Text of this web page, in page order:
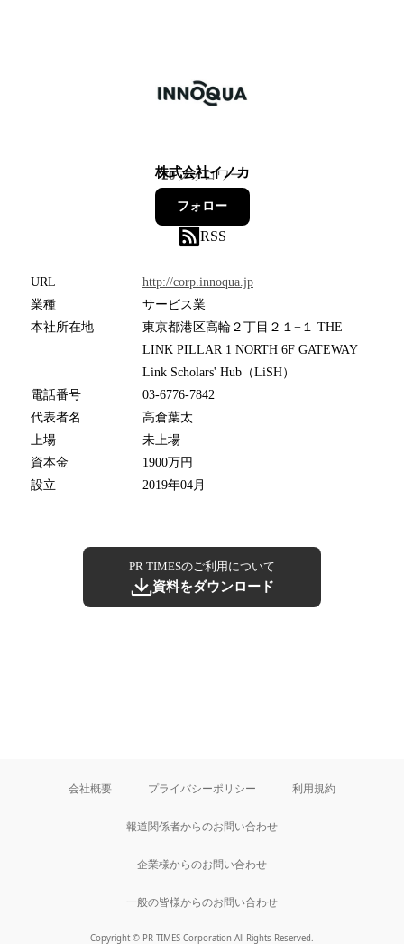
株式会社イノカ
20フォロワー
フォロー
RSS
URL
http://corp.innoqua.jp
業種
サービス業
本社所在地
東京都港区高輪２丁目２１−１ THE
LINK PILLAR 1 NORTH 6F GATEWAY
Link Scholars' Hub（LiSH）
電話番号
03-6776-7842
代表者名
高倉葉太
上場
未上場
資本金
1900万円
設立
2019年04月
PR TIMESのご利用について
資料をダウンロード
会社概要 プライバシーポリシー 利用規約
報道関係者からのお問い合わせ
企業様からのお問い合わせ
一般の皆様からのお問い合わせ
Copyright © PR TIMES Corporation All Rights Reserved.